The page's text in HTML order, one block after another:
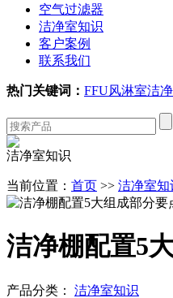
空气过滤器
洁净室知识
客户案例
联系我们
热门关键词： FFU风淋室洁
洁净室知识
当前位置： 首页 >> 洁净室知
洁净棚配置5
产品分类： 洁净室知识